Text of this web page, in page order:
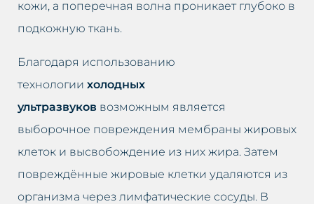
кожи, а поперечная волна проникает глубоко в
подкожную ткань.
Благодаря использованию
технологии холодных
ультразвуков возможным является
выборочное повреждения мембраны жировых
клеток и высвобождение из них жира. Затем
повреждённые жировые клетки удаляются из
организма через лимфатические сосуды. В